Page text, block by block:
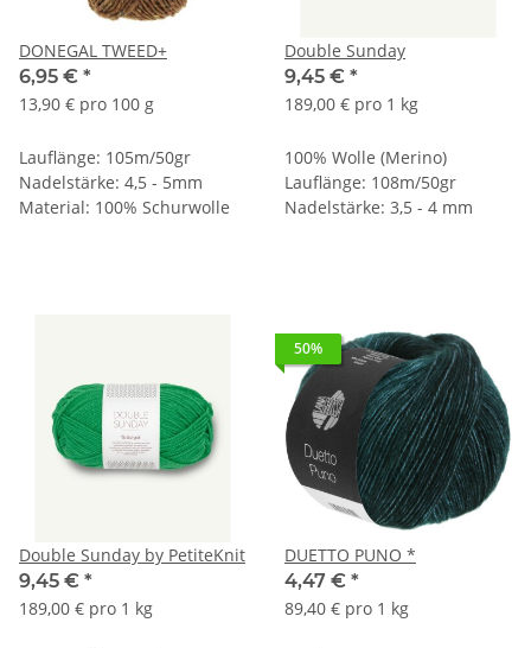
DONEGAL TWEED+
6,95 € *
13,90 € pro 100 g
Lauflänge: 105m/50gr
Nadelstärke: 4,5 - 5mm
Material: 100% Schurwolle
Double Sunday
9,45 € *
189,00 € pro 1 kg
100% Wolle (Merino)
Lauflänge: 108m/50gr
Nadelstärke: 3,5 - 4 mm
Double Sunday by PetiteKnit
9,45 € *
189,00 € pro 1 kg
50%
DUETTO PUNO *
4,47 € *
89,40 € pro 1 kg